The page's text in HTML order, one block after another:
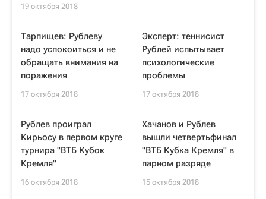
19 октября 2018
Тарпищев: Рублеву
надо успокоиться и не
обращать внимания на
поражения
17 октября 2018
Эксперт: теннисист
Рублей испытывает
психологические
проблемы
17 октября 2018
Рублев проиграл
Кирьосу в первом круге
турнира "ВТБ Кубок
Кремля"
16 октября 2018
Хачанов и Рублев
вышли четвертьфинал
"ВТБ Кубка Кремля" в
парном разряде
15 октября 2018